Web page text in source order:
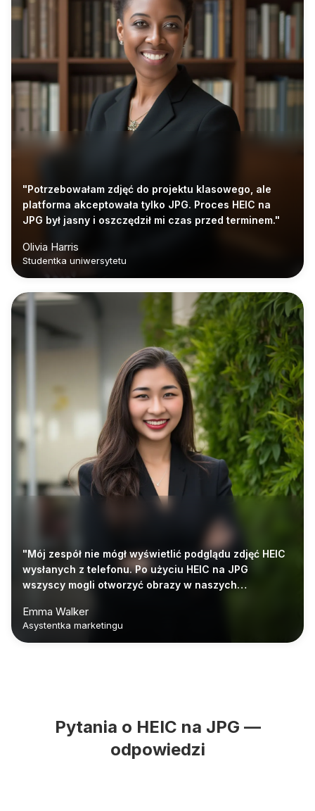
"Potrzebowałam zdjęć do projektu klasowego, ale
platforma akceptowała tylko JPG. Proces HEIC na
JPG był jasny i oszczędził mi czas przed terminem."
Olivia Harris
Studentka uniwersytetu
"Mój zespół nie mógł wyświetlić podglądu zdjęć HEIC
wysłanych z telefonu. Po użyciu HEIC na JPG
wszyscy mogli otworzyć obrazy w naszych
Emma Walker
Asystentka marketingu
Pytania o HEIC na JPG —
odpowiedzi